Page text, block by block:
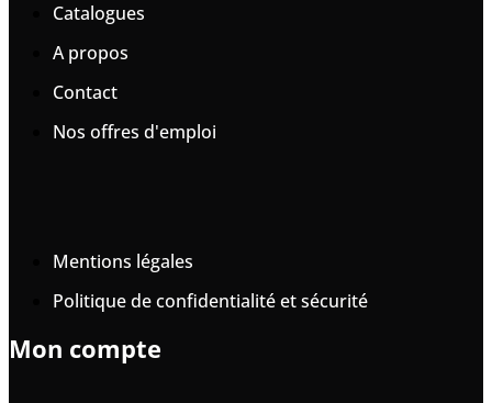
Catalogues
A propos
Contact
Nos offres d'emploi
Mentions légales
Politique de confidentialité et sécurité
Mon compte